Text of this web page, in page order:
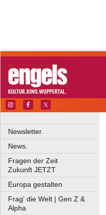
Newsletter.
News.
Fragen der Zeit
Zukunft JETZT
Europa gestalten
Frag' die Welt | Gen Z &
Alpha